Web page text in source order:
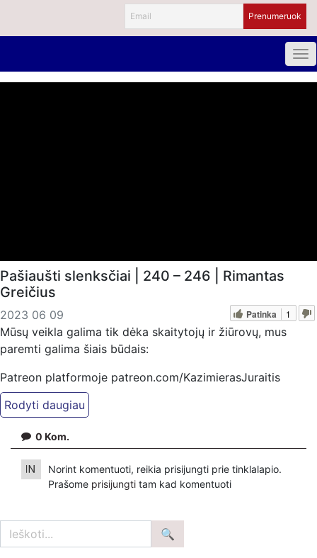
Pašiaušti slenksčiai | 240 – 246 | Rimantas
Greičius
2023 06 09 Patinka 1
Mūsų veikla galima tik dėka skaitytojų ir žiūrovų, mus
paremti galima šiais būdais:
Patreon platformoje patreon.com/KazimierasJuraitis
Tiesiogiai pervedant per PayPal paypal.me/PressJazzTV
IBAN Sąskaita - BE92 9741 1390 8123
Bankas MONESE, SWIFT (BIC) kodas PESOBEB1
0 Kom.
Norint komentuoti, reikia prisijungti prie tinklalapio.
Prašome prisijungti tam kad komentuoti